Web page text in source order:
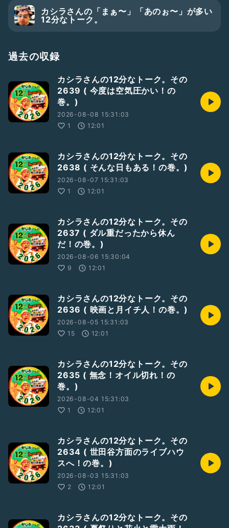
カシラさんの「まぁ〜」「あのぉ〜」が多い
12分なトーク。
過去の収録
カシラさんの12分なトーク。その
2639 ( 今度は空気圧かい！の
巻。)
2026-08-08 15:31:03
1
12:01
カシラさんの12分なトーク。その
2638 ( そんな日もある！の巻。)
2026-08-07 15:31:03
1
12:01
カシラさんの12分なトーク。その
2637 ( ダル重だったから休ん
だ！の巻。)
2026-08-06 15:30:04
9
12:01
カシラさんの12分なトーク。その
2636 ( 映画と月イチ人！の巻。)
2026-08-05 15:31:03
15
12:01
カシラさんの12分なトーク。その
2635 ( 無念！オイル切れ！の
巻。)
2026-08-04 15:31:03
1
12:01
カシラさんの12分なトーク。その
2634 ( 世田谷方面のライブハウ
スへ！の巻。)
2026-08-03 15:31:03
2
12:01
カシラさんの12分なトーク。その